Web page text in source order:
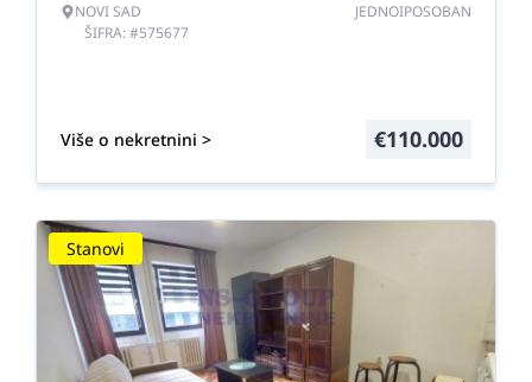
NOVI SAD
ŠIFRA: #575677
JEDNOIPOSOBAN
Više o nekretnini > €110.000
Stanovi